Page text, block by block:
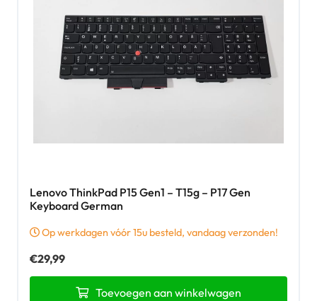
Lenovo ThinkPad P15 Gen1 – T15g – P17 Gen
Keyboard German
Op werkdagen vóór 15u besteld, vandaag verzonden!
€29,99
Toevoegen aan winkelwagen